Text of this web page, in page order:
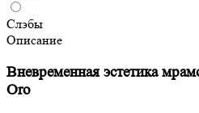
Слэбы
Описание
Вневременная эстетика
Oro